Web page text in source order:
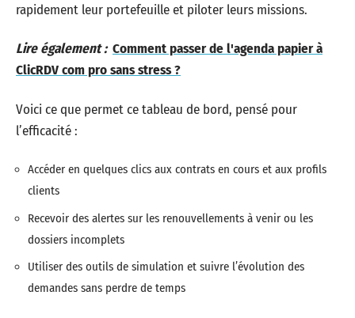
rapidement leur portefeuille et piloter leurs missions.
Lire également : Comment passer de l'agenda papier à
ClicRDV com pro sans stress ?
Voici ce que permet ce tableau de bord, pensé pour
l’efficacité :
Accéder en quelques clics aux contrats en cours et aux profils
clients
Recevoir des alertes sur les renouvellements à venir ou les
dossiers incomplets
Utiliser des outils de simulation et suivre l’évolution des
demandes sans perdre de temps